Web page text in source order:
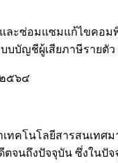
และซ่อมแซมแก้ไขคอม
บัญชีผู้เสียภาษีรายตัว
๕๖๔
ทคโนโลยีสารสนเทศ
ตจนถึงปัจจุบัน ซึ่งในปั